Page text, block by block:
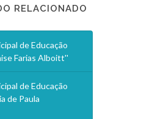
RELACIONADO
de Educação
Farias Alboitt''
de Educação
de Paula